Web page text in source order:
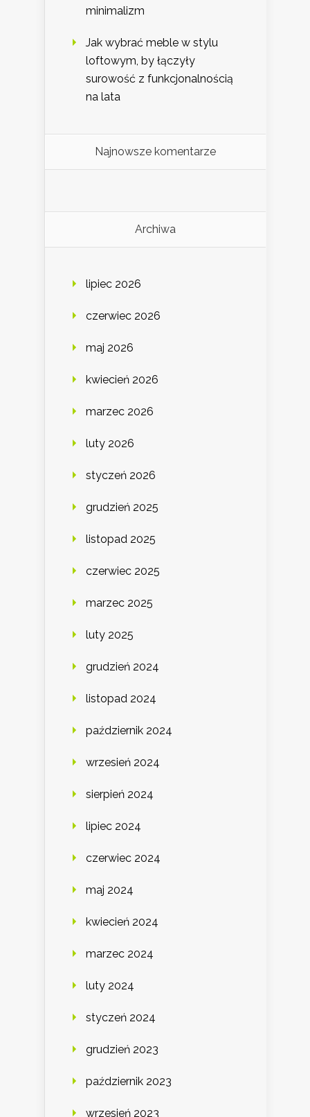
minimalizm
Jak wybrać meble w stylu
loftowym, by łączyły
surowość z funkcjonalnością
na lata
Najnowsze komentarze
Archiwa
lipiec 2026
czerwiec 2026
maj 2026
kwiecień 2026
marzec 2026
luty 2026
styczeń 2026
grudzień 2025
listopad 2025
czerwiec 2025
marzec 2025
luty 2025
grudzień 2024
listopad 2024
październik 2024
wrzesień 2024
sierpień 2024
lipiec 2024
czerwiec 2024
maj 2024
kwiecień 2024
marzec 2024
luty 2024
styczeń 2024
grudzień 2023
październik 2023
wrzesień 2023